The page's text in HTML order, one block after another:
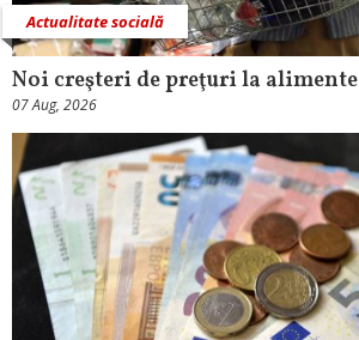
Actualitate socială
Noi creşteri de preţuri la alimente
07 Aug, 2026